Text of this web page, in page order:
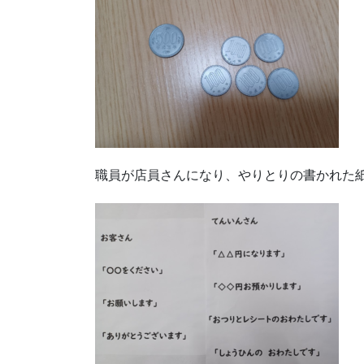
職員が店員さんになり、やりとりの書かれた